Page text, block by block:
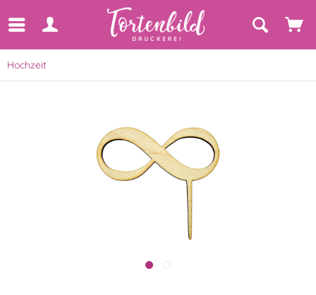
Hochzeit